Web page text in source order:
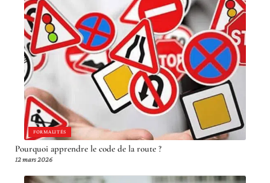
FORMALITÉS
Pourquoi apprendre le code de la route ?
12 mars 2026